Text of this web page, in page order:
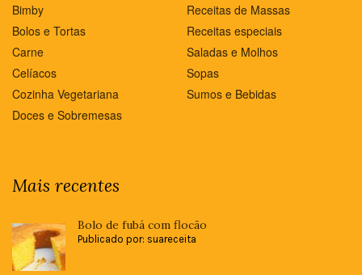
Bimby
Bolos e Tortas
Carne
Celíacos
Cozinha Vegetariana
Doces e Sobremesas
Receitas de Massas
Receitas especiais
Saladas e Molhos
Sopas
Sumos e Bebidas
Mais recentes
Bolo de fubá com flocão
Publicado por: suareceita